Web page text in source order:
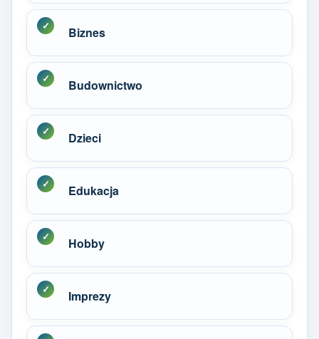
Biznes
Budownictwo
Dzieci
Edukacja
Hobby
Imprezy